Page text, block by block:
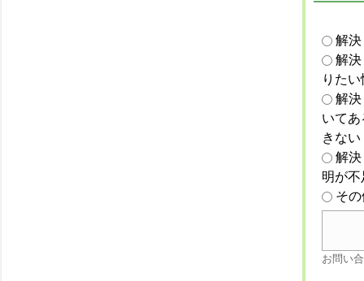
解
解
りた
解
いて
きない
解
明が
そ
お問い